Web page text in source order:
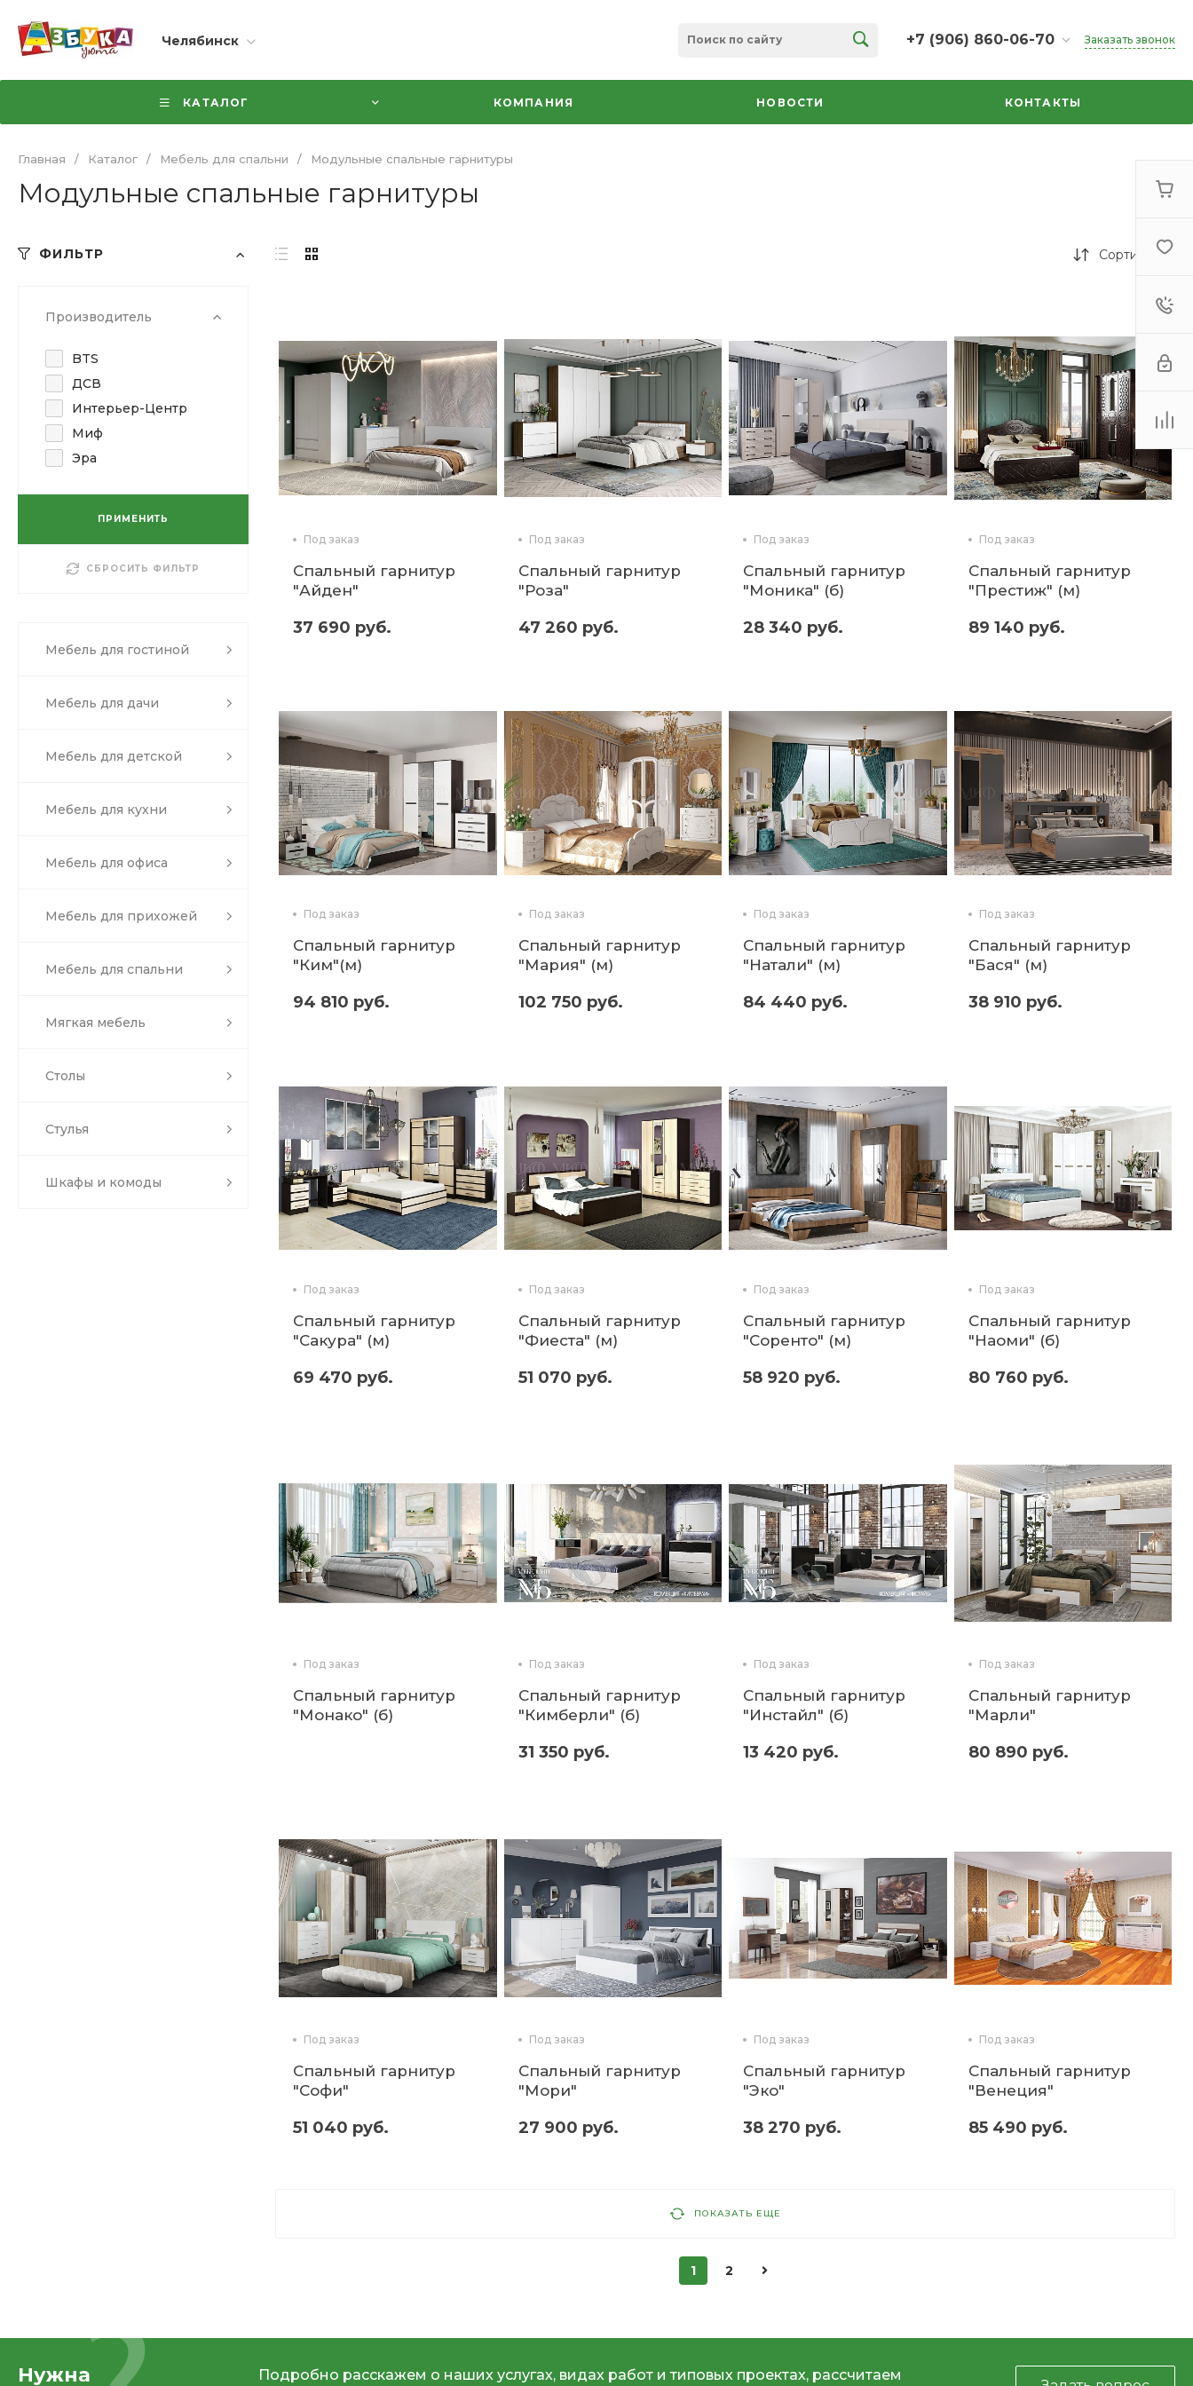
Челябинск +7 (906) 860-06-70
+7 (906) 860-06-70
г. Челябинск, ТК Кольцо,
секция 35
Заказать звонок
КАТАЛОГ КОМПАНИЯ НОВОСТИ КОНТАКТЫ
Главная / Каталог / Мебель для спальни / Модульные спальные гарнитуры
Модульные спальные гарнитуры
ФИЛЬТР
Производитель
BTS
ДСВ
Интерьер-Центр
Миф
Эра
ПРИМЕНИТЬ
СБРОСИТЬ ФИЛЬТР
Мебель для гостиной
Мебель для дачи
Мебель для детской
Мебель для кухни
Мебель для офиса
Мебель для прихожей
Мебель для спальни
Мягкая мебель
Столы
Стулья
Шкафы и комоды
Сортировка
Под заказ
Спальный гарнитур
"Айден"
37 690 руб.
Под заказ
Спальный гарнитур
"Роза"
47 260 руб.
Под заказ
Спальный гарнитур
"Моника" (б)
28 340 руб.
Под заказ
Спальный гарнитур
"Престиж" (м)
89 140 руб.
Под заказ
Спальный гарнитур
"Ким"(м)
94 810 руб.
Под заказ
Спальный гарнитур
"Мария" (м)
102 750 руб.
Под заказ
Спальный гарнитур
"Натали" (м)
84 440 руб.
Под заказ
Спальный гарнитур
"Бася" (м)
38 910 руб.
Под заказ
Спальный гарнитур
"Сакура" (м)
69 470 руб.
Под заказ
Спальный гарнитур
"Фиеста" (м)
51 070 руб.
Под заказ
Спальный гарнитур
"Соренто" (м)
58 920 руб.
Под заказ
Спальный гарнитур
"Наоми" (б)
80 760 руб.
Под заказ
Спальный гарнитур
"Монако" (б)
Под заказ
Спальный гарнитур
"Кимберли" (б)
31 350 руб.
Под заказ
Спальный гарнитур
"Инстайл" (б)
13 420 руб.
Под заказ
Спальный гарнитур
"Марли"
80 890 руб.
Под заказ
Спальный гарнитур
"Софи"
51 040 руб.
Под заказ
Спальный гарнитур
"Мори"
27 900 руб.
Под заказ
Спальный гарнитур
"Эко"
38 270 руб.
Под заказ
Спальный гарнитур
"Венеция"
85 490 руб.
ПОКАЗАТЬ ЕЩЕ
1 2
Нужна
Подробно расскажем о наших услугах, видах работ и типовых проектах, рассчитаем